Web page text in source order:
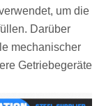
um die
Darüber
mechanischer
Getriebegeräte